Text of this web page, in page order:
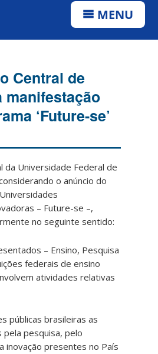
MENU
Central de
manifestação
‘Future-se’
da Universidade Federal de
o anúncio do
– Future-se –,
no seguinte sentido:
– Ensino, Pesquisa
federais de ensino
atividades relativas
públicas brasileiras as
pela pesquisa, pelo
inovação presentes no País